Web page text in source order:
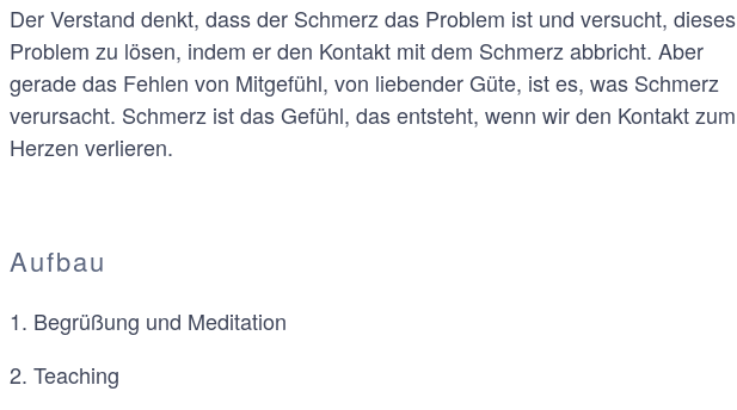
Der Verstand denkt, dass der Schmerz das Problem ist und versucht, dieses
Problem zu lösen, indem er den Kontakt mit dem Schmerz abbricht. Aber
gerade das Fehlen von Mitgefühl, von liebender Güte, ist es, was Schmerz
verursacht. Schmerz ist das Gefühl, das entsteht, wenn wir den Kontakt zum
Herzen verlieren.
Aufbau
1. Begrüßung und Meditation
2. Teaching